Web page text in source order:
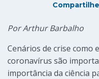
Por Arthur Barbalho
Cenários de crise como
coronavírus são
importância da ciência